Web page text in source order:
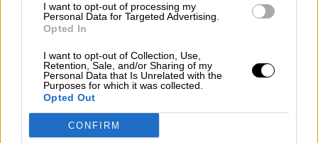
I want to opt-out of processing my
Personal Data for Targeted Advertising.
Opted In
I want to opt-out of Collection, Use,
Retention, Sale, and/or Sharing of my
Personal Data that Is Unrelated with the
Purposes for which it was collected.
Opted Out
CONFIRM
ΕΤΑΙΡΕΙΑ